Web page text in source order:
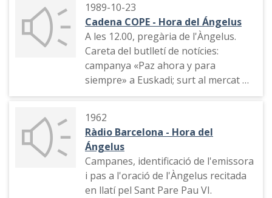
1989-10-23
Cadena COPE - Hora del Ángelus
A les 12.00, pregària de l'Àngelus.
Careta del butlletí de notícies:
campanya «Paz ahora y para
siempre» a Euskadi; surt al mercat el
diari El Mundo; entrevistes de TVE
Publicitat. Informació sobre la mort
de Ramon Trias Fargas, conseller
d'Economia de la Generalitat.
1962
Ràdio Barcelona - Hora del
Ángelus
Campanes, identificació de l'emissora
i pas a l'oració de l'Àngelus recitada
en llatí pel Sant Pare Pau VI.